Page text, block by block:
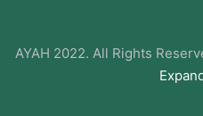
AYAH 2022. All Rights